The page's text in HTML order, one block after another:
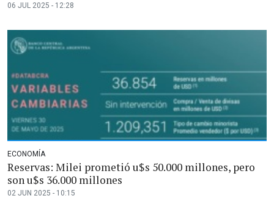
06 JUL 2025 - 12:28
ECONOMÍA
Reservas: Milei prometió u$s 50.000 millones, pero
son u$s 36.000 millones
02 JUN 2025 - 10:15